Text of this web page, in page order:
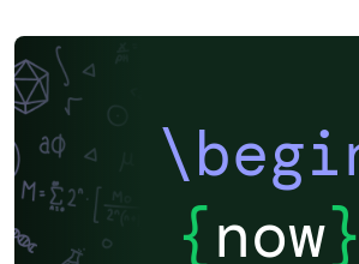
{now}